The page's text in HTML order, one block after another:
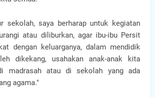
sekolah, saya berharap untuk kegiatan
atau diliburkan, agar ibu-ibu Persit
dengan keluarganya, dalam mendidik
dikekang, usahakan anak-anak kita
madrasah atau di sekolah yang ada
agama."